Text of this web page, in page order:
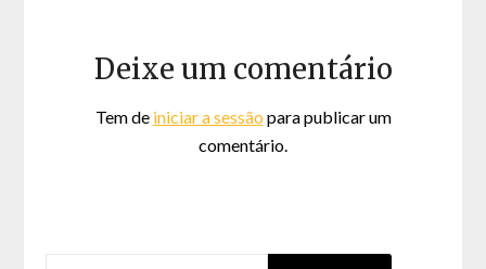
Deixe um comentário
Tem de iniciar a sessão para publicar um
comentário.